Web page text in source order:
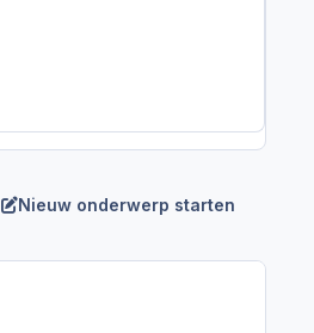
Nieuw onderwerp starten